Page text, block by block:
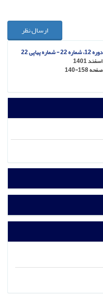
ارسال نظر
دوره 12، شماره 22 - شماره پیاپی 22
اسفند 1401
صفحه140-158